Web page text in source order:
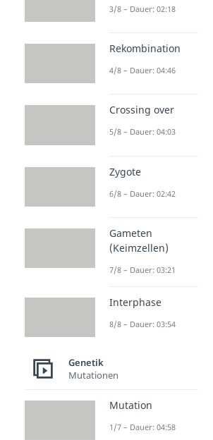
3/8 – Dauer: 02:18
Rekombination
4/8 – Dauer: 04:46
Crossing over
5/8 – Dauer: 04:03
Zygote
6/8 – Dauer: 02:42
Gameten
(Keimzellen)
7/8 – Dauer: 03:21
Interphase
8/8 – Dauer: 03:54
Genetik
Mutationen
Mutation
1/7 – Dauer: 04:58